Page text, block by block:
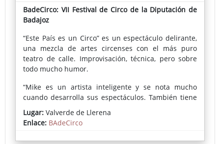
BadeCirco: VII Festival de Circo de la Diputación de
Badajoz
“Este País es un Circo” es un espectáculo delirante,
una mezcla de artes circenses con el más puro
teatro de calle. Improvisación, técnica, pero sobre
todo mucho humor.
“Mike es un artista inteligente y se nota mucho
cuando desarrolla sus espectáculos. También tiene
algo fundamental para alguien que se decide a ser
profesional en este terreno de lo artístico: es el
instinto, el sexto sentido, algo que no se aprende en
las escuelas.
Lugar: Valverde de Llerena
Enlace: BAdeCirco